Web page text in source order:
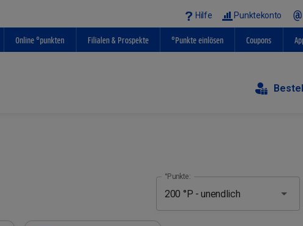
Hilfe Punktekonto
Online °punkten Filialen & Prospekte °Punkte einlösen Coupons
°Punkte: